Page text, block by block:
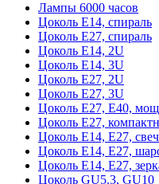
Лампы 6000 часов
Цоколь Е14, спираль
Цоколь Е27, спираль
Цоколь Е14, 2U
Цоколь Е14, 3U
Цоколь Е27, 2U
Цоколь Е27, 3U
Цоколь Е27, Е40,
Цоколь Е27,
Цоколь Е14, Е27,
Цоколь Е14, Е27,
Цоколь Е14, Е27,
Цоколь GU5.3, GU10